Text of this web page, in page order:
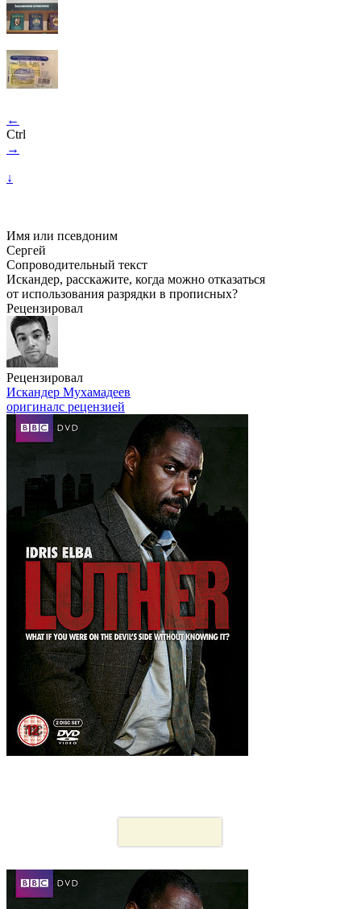
←
Ctrl
→
↓
Имя или псевдоним
Сергей
Сопроводительный текст
Искандер, расскажите, когда можно отказаться
от использования разрядки в прописных?
Рецензировал
Рецензировал
Искандер Мухамадеев
оригиналс рецензией